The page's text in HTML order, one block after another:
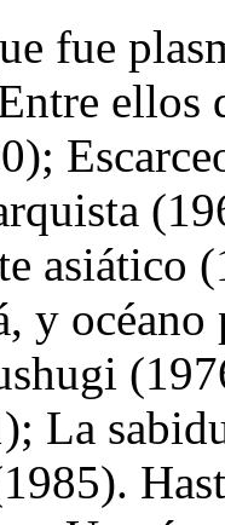
fue
ellos
asiático
y
La